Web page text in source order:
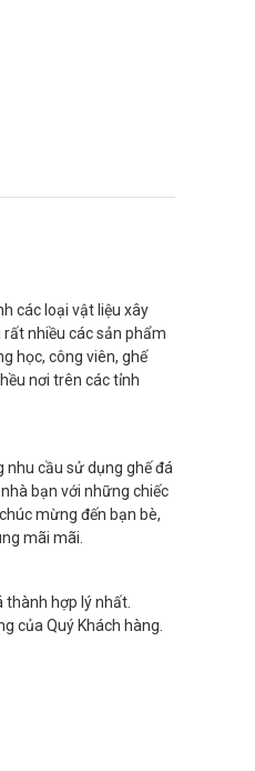
các loại vật liệu xây
nhiều các sản phẩm
học, công viên, ghế
nơi trên các tỉnh
nhu cầu sử dụng ghế đá
bạn với những chiếc
mừng đến bạn bè,
mãi mãi.
thành hợp lý nhất.
của Quý Khách hàng.